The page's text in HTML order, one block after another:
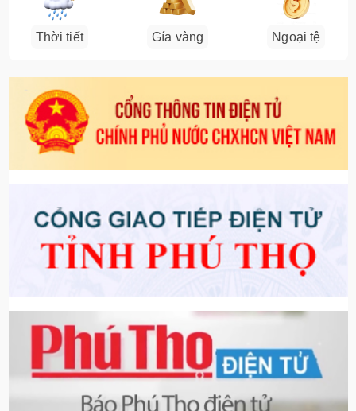
Thời tiết Gía vàng Ngoại tệ